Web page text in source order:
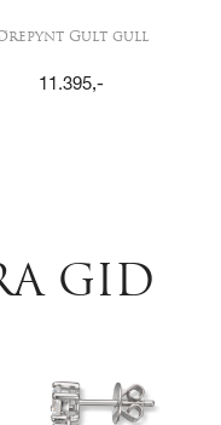
Gult gull
11.395,-
GID